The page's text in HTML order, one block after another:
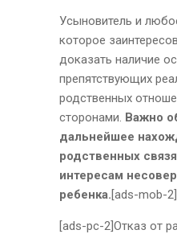
Усыновитель и
которое
доказать наличие
препятствующих
родственных
сторонами. Важно
дальнейшее
родственных
интересам
ребенка.[ads-mob-2]
[ads-pc-2]Отказ от